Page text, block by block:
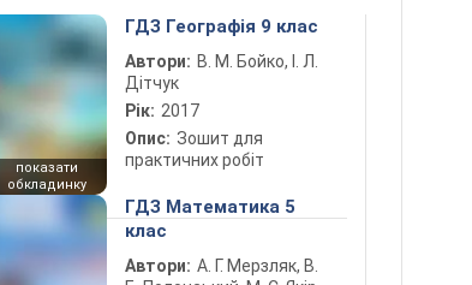
показати
обкладинку
ГДЗ Географія 9 клас
Автори: В. М. Бойко, І. Л.
Дітчук
Рік: 2017
Опис: Зошит для
практичних робіт
ГДЗ Математика 5
клас
Автори: А. Г. Мерзляк, В.